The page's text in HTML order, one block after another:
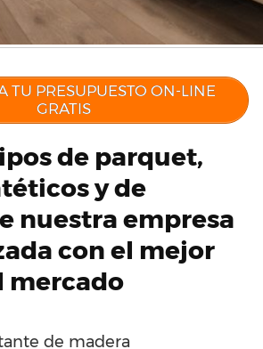
TU PRESUPUESTO ON-LINE
GRATIS
de parquet,
y de
nuestra empresa
con el mejor
mercado
de madera